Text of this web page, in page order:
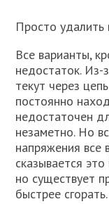
Просто удалить
Все варианты,
недостаток. Из-
текут через
постоянно
недостаточен
незаметно. Но
напряжения все
сказывается
но существует
быстрее сгорать.